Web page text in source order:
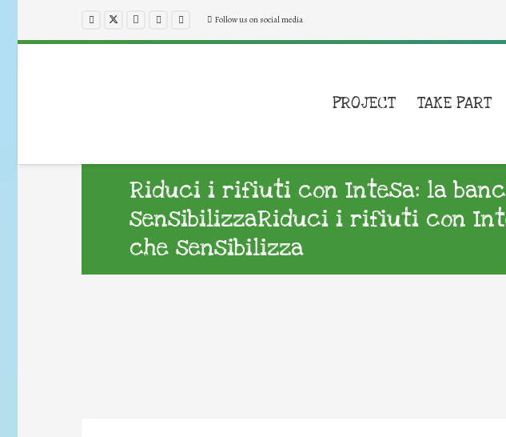
Follow us on social media
PROJECT TAKE PART
Riduci i rifiuti con Intesa: la
sensibilizzaRiduci i rifiuti con
che sensibilizza